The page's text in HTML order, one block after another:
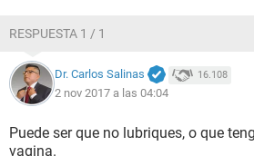
RESPUESTA 1 / 1
Dr. Carlos Salinas 16.108
2 nov 2017 a las 04:04
Puede ser que no lubriques, o que
vagina.